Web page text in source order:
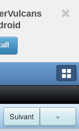
»
Suivant